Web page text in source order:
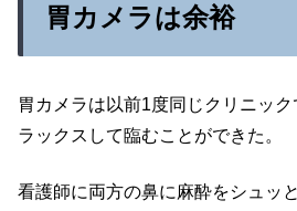
胃カメラは余裕
胃カメラは以前1度同じクリニッ
ラックスして臨むことができた。
看護師に両方の鼻に麻酔をシュッ